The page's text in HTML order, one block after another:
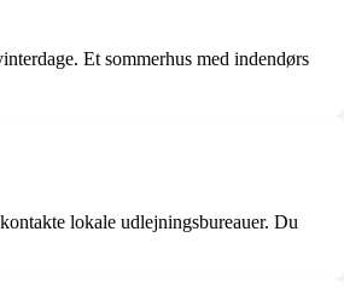
Et sommerhus med indendørs
lokale udlejningsbureauer. Du